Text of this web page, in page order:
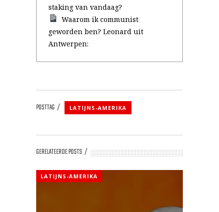
staking van vandaag?
Waarom ik communist
geworden ben? Leonard uit
Antwerpen:
POSTTAG LATIJNS-AMERIKA
GERELATEERDE POSTS
LATIJNS-AMERIKA